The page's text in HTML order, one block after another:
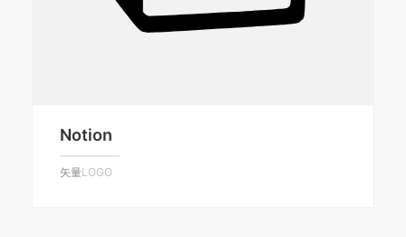
Notion
矢量LOGO